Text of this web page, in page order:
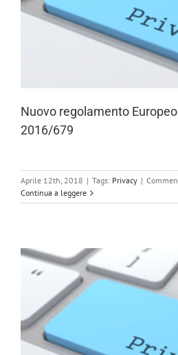
Nuovo regolamento
2016/679
Aprile 12th, 2018 | Tags: Privacy |
Continua a leggere